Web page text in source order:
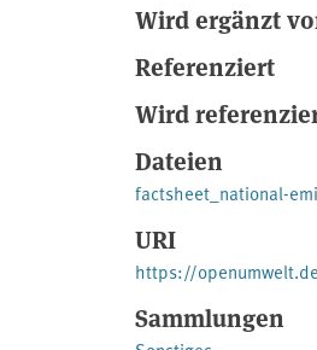
Wird ergänzt
Referenziert
Wird
Dateien
factsheet_national-
URI
https://
Sammlungen